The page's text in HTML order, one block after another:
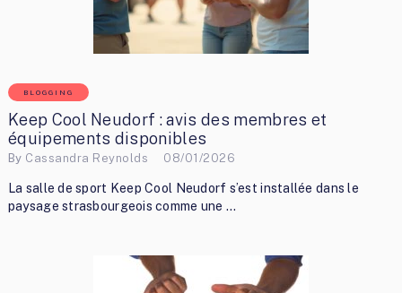
BLOGGING
Keep Cool Neudorf : avis des membres et
équipements disponibles
By Cassandra Reynolds 08/01/2026
La salle de sport Keep Cool Neudorf s’est installée dans le
paysage strasbourgeois comme une …